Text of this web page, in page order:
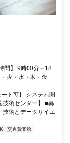
間】 9時00分～18
火・水・木・金
ト可】 システム開
技術センター】 ■募
技術とデータサイエ
交通費支給